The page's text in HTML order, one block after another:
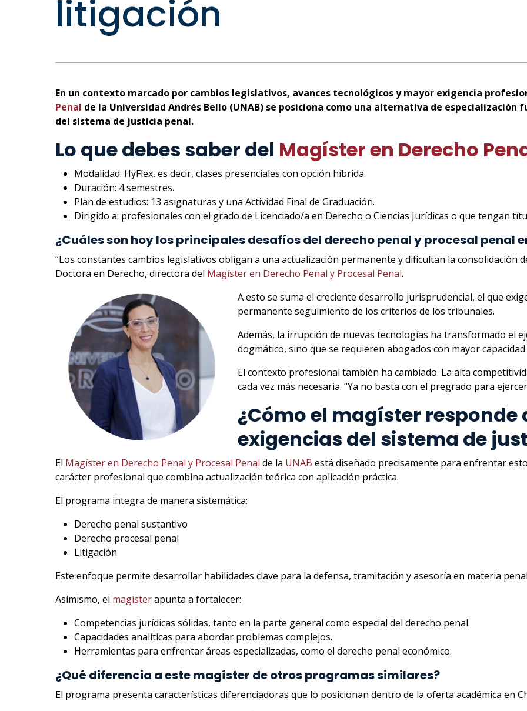
litigación
En un contexto marcado por cambios legislativos, avances tecnológicos y mayor exigencia
Penal de la Universidad Andrés Bello (UNAB) se posiciona como una alternativa de
del sistema de justicia penal.
Lo que debes saber del Magíster en Derecho
Modalidad: HyFlex, es decir, clases presenciales con opción híbrida.
Duración: 4 semestres.
Plan de estudios: 13 asignaturas y una Actividad Final de Graduación.
Dirigido a: profesionales con el grado de Licenciado/a en Derecho o Ciencias Jurídicas o que tengan
¿Cuáles son hoy los principales desafíos del derecho penal y procesal penal
“Los constantes cambios legislativos obligan a una actualización permanente y dificultan la consolidación
Doctora en Derecho, directora del Magíster en Derecho Penal y Procesal Penal.
A esto se suma el creciente desarrollo jurisprudencial, el que
permanente seguimiento de los criterios de los tribunales.
Además, la irrupción de nuevas tecnologías ha transformado el
dogmático, sino que se requieren abogados con mayor
El contexto profesional también ha cambiado. La alta
cada vez más necesaria. “Ya no basta con el pregrado para
¿Cómo el magíster responde
exigencias del sistema de
El Magíster en Derecho Penal y Procesal Penal de la UNAB está diseñado precisamente para enfrentar
carácter profesional que combina actualización teórica con aplicación práctica.
El programa integra de manera sistemática:
Derecho penal sustantivo
Derecho procesal penal
Litigación
Este enfoque permite desarrollar habilidades clave para la defensa, tramitación y asesoría en materia
Asimismo, el magísterapunta a fortalecer:
Competencias jurídicas sólidas, tanto en la parte general como especial del derecho penal.
Capacidades analíticas para abordar problemas complejos.
Herramientas para enfrentar áreas especializadas, como el derecho penal económico.
¿Qué diferencia a este magíster de otros programas similares?
El programa presenta características diferenciadoras que lo posicionan dentro de la oferta académica en